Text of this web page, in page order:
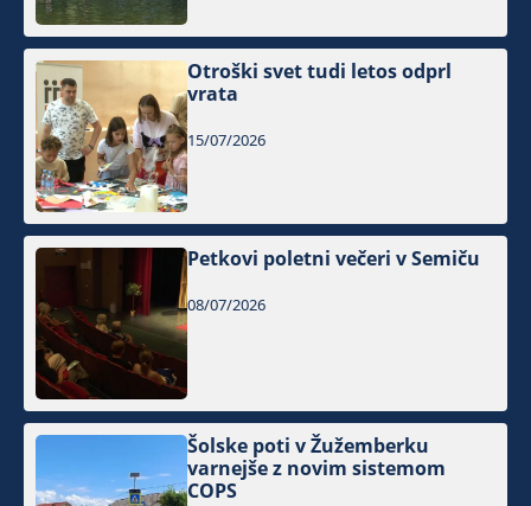
Otroški svet tudi letos odprl
vrata
15/07/2026
Petkovi poletni večeri v Semiču
08/07/2026
Šolske poti v Žužemberku
varnejše z novim sistemom
COPS